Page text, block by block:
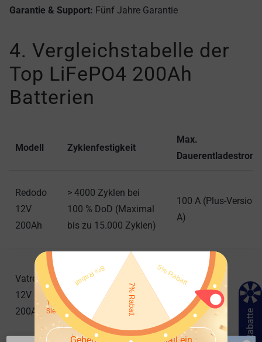
Garantie & Support: Fünf Jahre Garantie
4. Vergleichstabelle der
Top LiFePO4 200Ah
Batterien
Modell Zyklenfestigkeit
Max.
Dauerentladestrom
Redodo
12V
200Ah
> 4000 Zyklen bei
100 % DoD (Maximal
bis zu 15.000 Zyklen)
100 A (Plus-
A)
Vatrer
12V
200Ah
> 5000 Zyklen 200 A
Gewinnen Sie 10% Rabatt oder
kostenlose Produkte
100% Gewinnchance, kommen Sie jetzt und probieren
Sie es aus~